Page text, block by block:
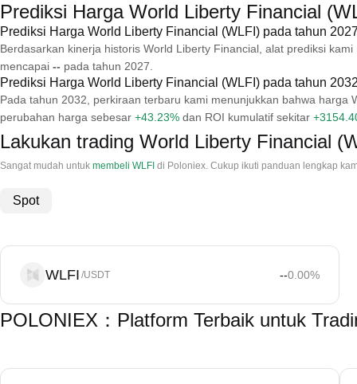
Prediksi Harga World Liberty Financial
Prediksi Harga World Liberty Financial (WLFI) pada tahun
Berdasarkan kinerja historis World Liberty Financial, alat prediksi
mencapai -- pada tahun 2027.
Prediksi Harga World Liberty Financial (WLFI) pada tahun
Pada tahun 2032, perkiraan terbaru kami menunjukkan bahwa
perubahan harga sebesar +43.23% dan ROI kumulatif sekitar
Lakukan trading World Liberty Financial
Sangat mudah untuk membeli WLFI di Poloniex. Cukup ikuti panduan lengkap
Spot
WLFI /USDT --0.00%
POLONIEX：Platform Terbaik untuk